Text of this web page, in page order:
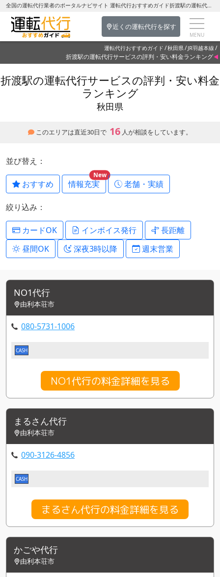
全国の運転代行業者のポータルナビサイト 運転代行おすすめガイド折渡駅の運転代行を探す-秋田県の運転代行
近くの運転代行を探す
運転代行おすすめガイド 秋田県 JR羽越本線
折渡駅の運転代行サービスの評判・安い料金ランキング
折渡駅の運転代行サービスの評判・安い料金
ランキング
秋田県
このエリアは直近30日で 16 人が相談をしています。
並び替え：
おすすめ 情報充実
New
老舗・実績
絞り込み：
カードOK インボイス発行
長距離
昼間OK
深夜3時以降 週末営業
NO1代行
由利本荘市
080-5731-1006
CASH
NO1代行の料金詳細を見る
まるさん代行
由利本荘市
090-3126-4856
CASH
まるさん代行の料金詳細を見る
かごや代行
由利本荘市